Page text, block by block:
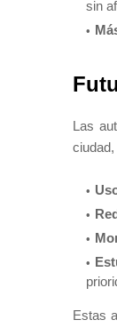
sin
Las
Estas